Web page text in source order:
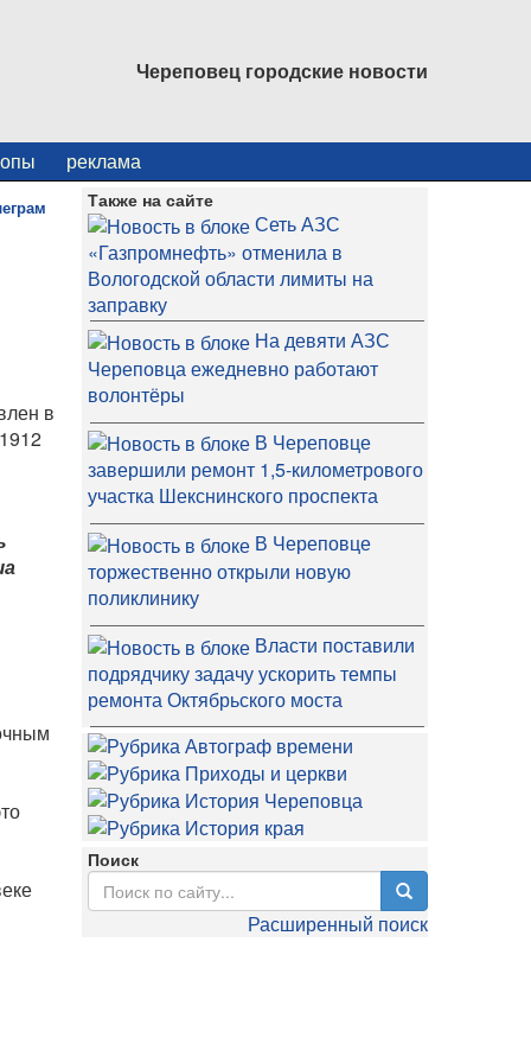
Череповец городские новости
реклама
в
Также на сайте
Сеть АЗС
«Газпромнефть» отменила в
Вологодской области лимиты на
заправку
На девяти АЗС
Череповца ежедневно работают
волонтёры
В Череповце
завершили ремонт 1,5-километрового
участка Шекснинского проспекта
В Череповце
торжественно открыли новую
поликлинику
Власти поставили
подрядчику задачу ускорить темпы
ремонта Октябрьского моста
Поиск
Расширенный поиск